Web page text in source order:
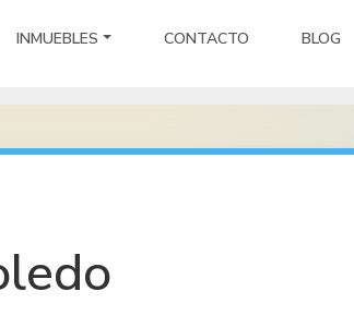
INMUEBLES CONTACTO BLOG